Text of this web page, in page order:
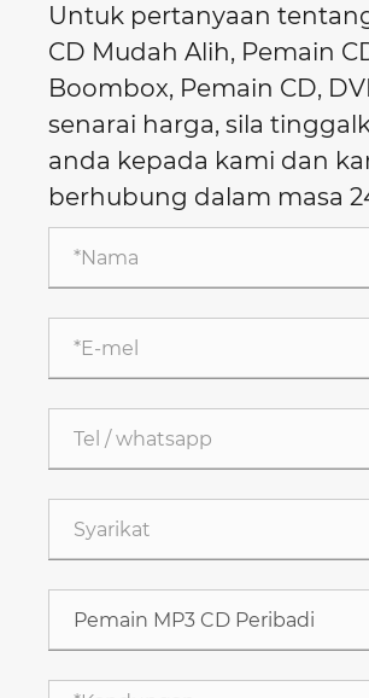
Untuk pertanyaan
CD Mudah Alih, Pemain
Boombox, Pemain CD,
senarai harga, sila
anda kepada kami dan
berhubung dalam masa